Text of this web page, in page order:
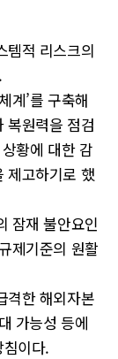
템적 리스크의
계’를 구축해
복원력을 점검
황에 대한 감
제고하기로 했
잠재 불안요인
제기준의 원활
격한 해외자본
가능성 등에
이다.